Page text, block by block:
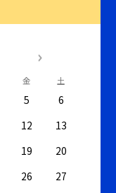
金 土
5
6
12
13
19
20
26
27